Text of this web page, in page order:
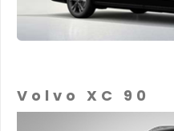
Volvo XC 90